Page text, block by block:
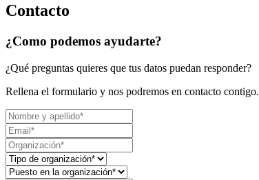
Contacto
¿Como podemos ayudarte?
¿Qué preguntas quieres que tus datos puedan responder?
Rellena el formulario y nos podremos en contacto contigo.